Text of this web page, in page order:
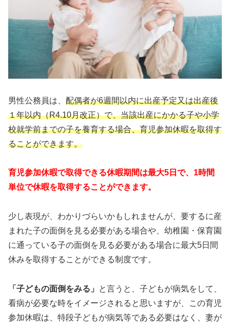
男性公務員は、 配偶者が6週間以内に出産予定又は出産後
１年以内（R4.10月改正）で、当該出産にかかる子や小学
校就学前までの子を養育する場合、育児参加休暇を取得す
ることができます。
育児参加休暇で取得できる休暇期間は最大5日で、1時間
単位で休暇を取得することができます。
少し表現が、わかりづらいかもしれませんが、要するに産
まれた子の面倒を見る必要がある場合や、幼稚園・保育園
に通っている子の面倒を見る必要がある場合に最大5日間
休みを取得することができる制度です。
「子どもの面倒をみる」
と言うと、子どもが病気をして、
看病が必要な時をイメージされると思いますが、この育児
参加休暇は、特段子どもが病気等である必要はなく、妻が